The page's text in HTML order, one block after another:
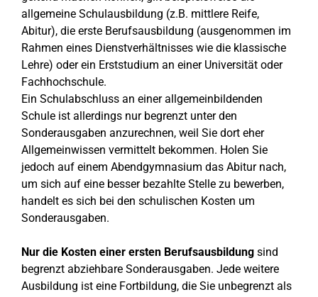
allgemeine Schulausbildung (z.B. mittlere Reife,
Abitur), die erste Berufsausbildung (ausgenommen im
Rahmen eines Dienstverhältnisses wie die klassische
Lehre) oder ein Erststudium an einer Universität oder
Fachhochschule.
Ein Schulabschluss an einer allgemeinbildenden
Schule ist allerdings nur begrenzt unter den
Sonderausgaben anzurechnen, weil Sie dort eher
Allgemeinwissen vermittelt bekommen. Holen Sie
jedoch auf einem Abendgymnasium das Abitur nach,
um sich auf eine besser bezahlte Stelle zu bewerben,
handelt es sich bei den schulischen Kosten um
Sonderausgaben.
Nur die Kosten einer ersten Berufsausbildung sind
begrenzt abziehbare Sonderausgaben. Jede weitere
Ausbildung ist eine Fortbildung, die Sie unbegrenzt als